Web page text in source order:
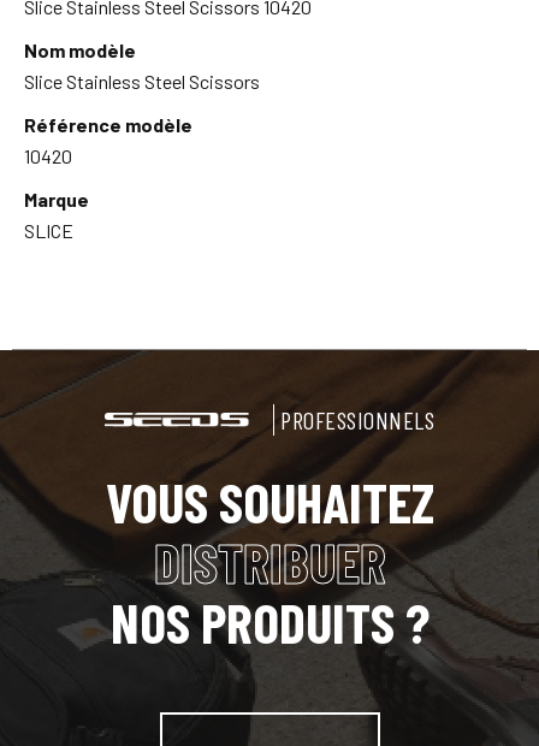
Slice Stainless Steel Scissors 10420
Nom modèle
Slice Stainless Steel Scissors
Référence modèle
10420
Marque
SLICE
PROFESSIONNELS
VOUS SOUHAITEZ
DISTRIBUER
NOS PRODUITS ?